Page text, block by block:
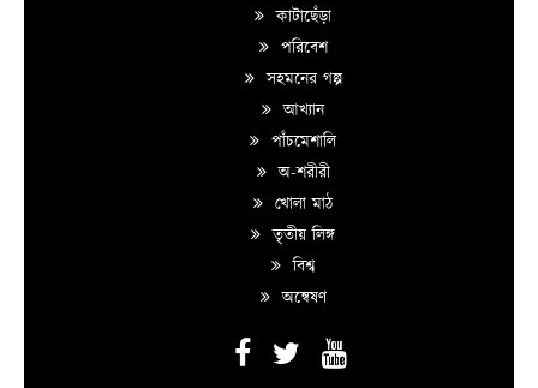
কাটাছেঁড়া
পরিবেশ
সহমনের গল্প
আখ্যান
পাঁচমেশালি
অ-শরীরী
খোলা মাঠ
তৃতীয় লিঙ্গ
বিশ্ব
অন্বেষণ